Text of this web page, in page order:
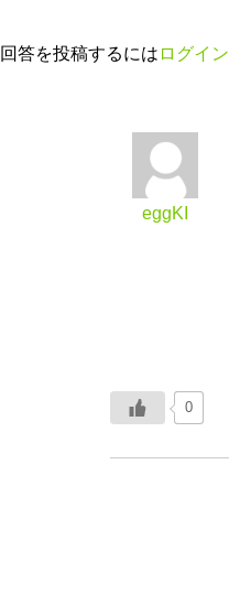
回答を投稿するには ログイン
eggKI
0